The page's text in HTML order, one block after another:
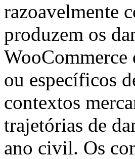
razoavelmente
produzem os
WooCommerce
ou específicos
contextos
trajetórias de
ano civil. Os